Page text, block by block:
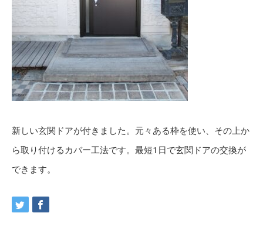
新しい玄関ドアが付きました。元々ある枠を使い、その上か
ら取り付けるカバー工法です。最短1日で玄関ドアの交換が
できます。